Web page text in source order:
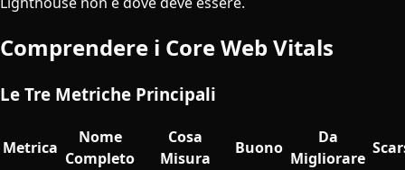
Comprendere i Core Web Vitals
Le Tre Metriche Principali
Metrica
Nome
Completo
Cosa
Misura
Buono
Da
Migliorare